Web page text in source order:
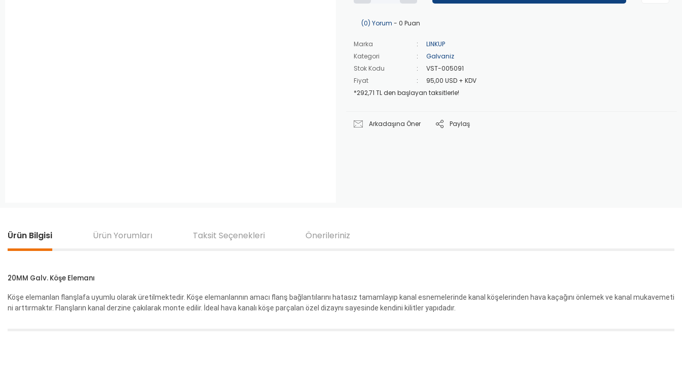
(0) Yorum - 0 Puan
Marka
LINKUP
Kategori
Galvaniz
Stok Kodu
VST-005091
Fiyat
95,00 USD + KDV
*292,71 TL den başlayan taksitlerle!
Arkadaşına Öner Paylaş
Ürün Bilgisi Ürün Yorumları Taksit Seçenekleri Önerileriniz
20MM Galv. Köşe Elemanı
Köşe elemanlan flanşlafa uyumlu olarak üretilmektedir. Köşe elemanlannın amacı flanş bağlantılarını hatasız tamamlayıp kanal esnemelerinde kanal köşelerinden hava kaçağını önlemek ve kanal mukavemeti
ni arttırmaktır. Flanşların kanal derzine çakılarak monte edilir. İdeal hava kanalı köşe parçalan özel dizaynı sayesinde kendini kilitler yapıdadır.